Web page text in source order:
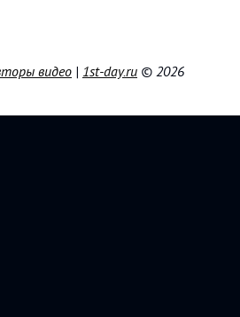
видео | 1st-day.ru © 2026